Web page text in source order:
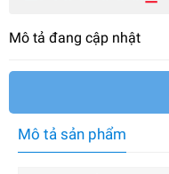
Mô tả đang cập nhật
Mô tả sản phẩm